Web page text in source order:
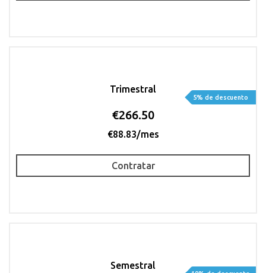
Trimestral
€266.50
€88.83/mes
5% de descuento
Contratar
Semestral